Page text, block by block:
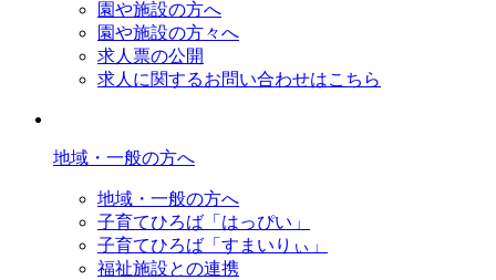
園や施設の方へ
園や施設の方々へ
求人票の公開
求人に関するお問い合わせはこちら
地域・一般の方へ
地域・一般の方へ
子育てひろば「はっぴい」
子育てひろば「すまいりぃ」
福祉施設との連携